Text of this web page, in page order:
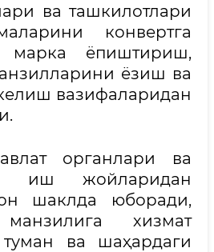
ва ташкилотлари
конвертга
марка ёпиштириш,
ёзиш ва
вазифаларидан
органлари ва
иш жойларидан
шаклда юборади,
хизмат
туман ва шаҳардаги